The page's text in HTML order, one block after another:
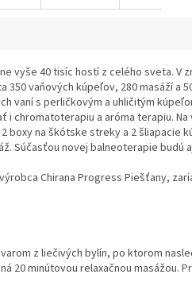
vyše 40 tisíc hostí z celého sveta. V
vaňových kúpeľov, 280 masáží a
vaní s perličkovým a uhličitým
i chromatoterapiu a aróma terapiu.
boxy na škótske streky a 2 šliapacie
Súčasťou novej balneoterapie budú
Chirana Progress Piešťany,
z liečivých bylín, po ktorom
20 minútovou relaxačnou masážou.